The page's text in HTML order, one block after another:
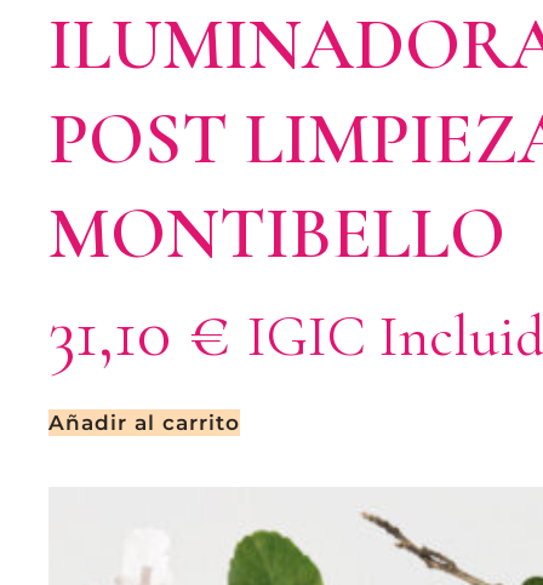
POST
MONTIBELLO
31,10 € IGIC
Añadir al carrito